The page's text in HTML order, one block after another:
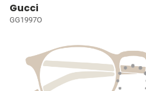
Gucci
GG1997O